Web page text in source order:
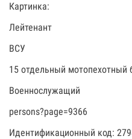
Картинка:
Лейтенант
ВСУ
15 отдельный
Военнослужащий
persons?page=9366
Идентификационный код: